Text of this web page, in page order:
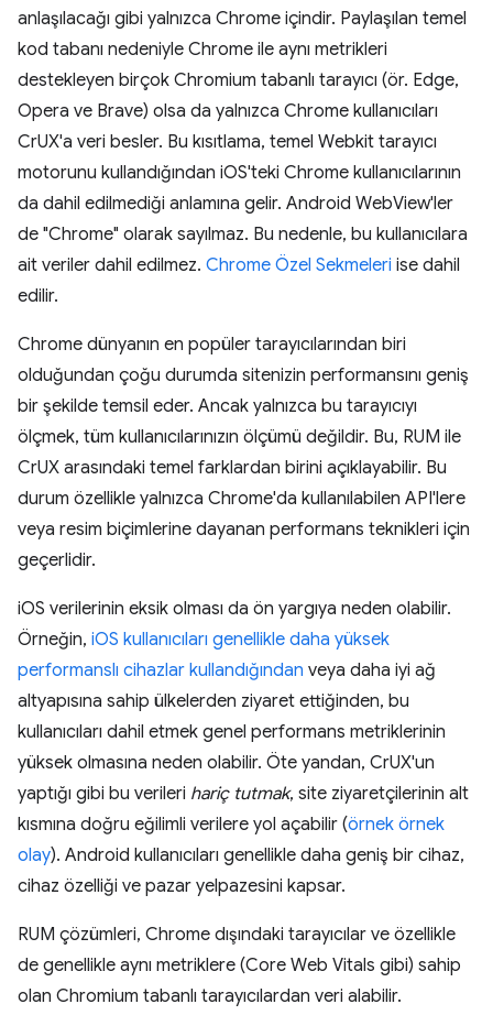
anlaşılacağı gibi yalnızca Chrome içindir. Paylaşılan temel
kod tabanı nedeniyle Chrome ile aynı metrikleri
destekleyen birçok Chromium tabanlı tarayıcı (ör. Edge,
Opera ve Brave) olsa da yalnızca Chrome kullanıcıları
CrUX'a veri besler. Bu kısıtlama, temel Webkit tarayıcı
motorunu kullandığından iOS'teki Chrome kullanıcılarının
da dahil edilmediği anlamına gelir. Android WebView'ler
de "Chrome" olarak sayılmaz. Bu nedenle, bu kullanıcılara
ait veriler dahil edilmez. Chrome Özel Sekmeleri ise dahil
edilir.
Chrome dünyanın en popüler tarayıcılarından biri
olduğundan çoğu durumda sitenizin performansını geniş
bir şekilde temsil eder. Ancak yalnızca bu tarayıcıyı
ölçmek, tüm kullanıcılarınızın ölçümü değildir. Bu, RUM ile
CrUX arasındaki temel farklardan birini açıklayabilir. Bu
durum özellikle yalnızca Chrome'da kullanılabilen API'lere
veya resim biçimlerine dayanan performans teknikleri için
geçerlidir.
iOS verilerinin eksik olması da ön yargıya neden olabilir.
Örneğin, iOS kullanıcıları genellikle daha yüksek
performanslı cihazlar kullandığından veya daha iyi ağ
altyapısına sahip ülkelerden ziyaret ettiğinden, bu
kullanıcıları dahil etmek genel performans metriklerinin
yüksek olmasına neden olabilir. Öte yandan, CrUX'un
yaptığı gibi bu verileri hariç tutmak, site ziyaretçilerinin alt
kısmına doğru eğilimli verilere yol açabilir (örnek örnek
olay). Android kullanıcıları genellikle daha geniş bir cihaz,
cihaz özelliği ve pazar yelpazesini kapsar.
RUM çözümleri, Chrome dışındaki tarayıcılar ve özellikle
de genellikle aynı metriklere (Core Web Vitals gibi) sahip
olan Chromium tabanlı tarayıcılardan veri alabilir.